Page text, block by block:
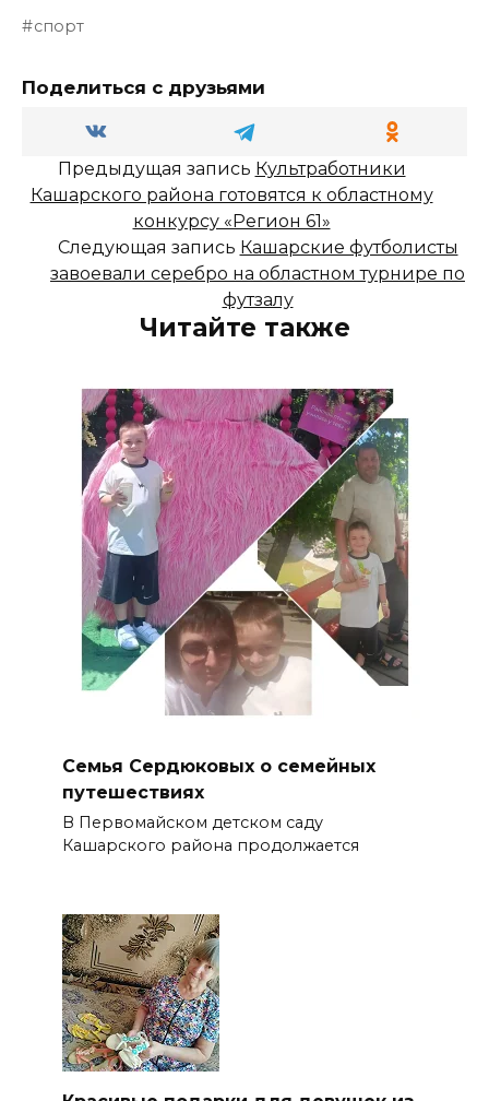
спорт
Поделиться с друзьями
Предыдущая запись Культработники
Кашарского района готовятся к областному
конкурсу «Регион 61»
Следующая запись Кашарские футболисты
завоевали серебро на областном турнире по
футзалу
Читайте также
Семья Сердюковых о семейных
путешествиях
В Первомайском детском саду
Кашарского района продолжается